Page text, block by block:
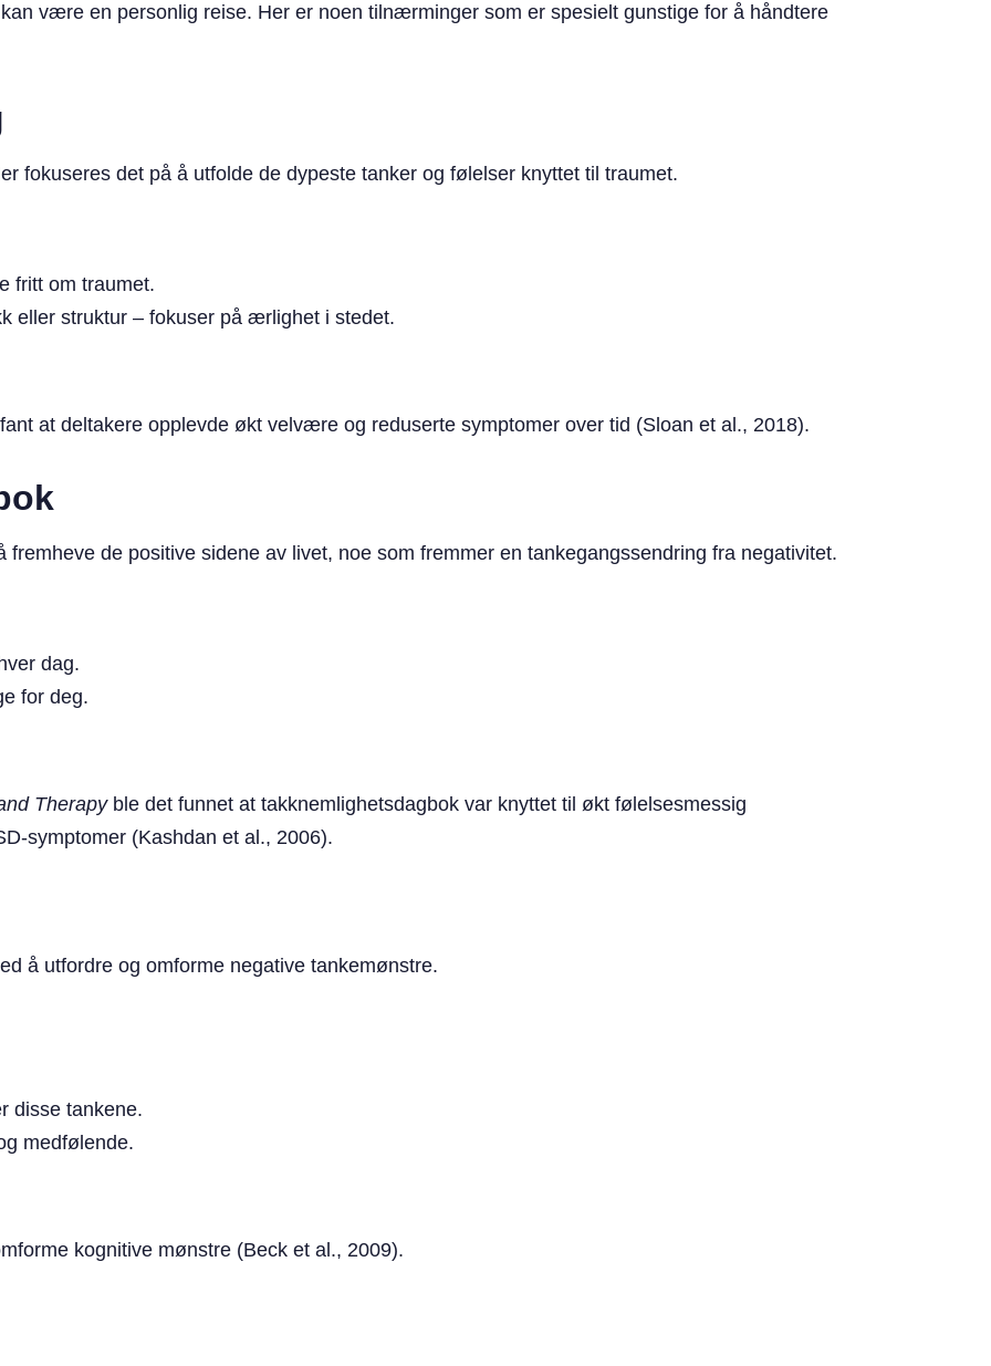
være en personlig reise. Her er noen tilnærminger som er spesielt gunstige for å håndtere
fokuseres det på å utfolde de dypeste tanker og følelser knyttet til traumet.
fritt om traumet.
eller struktur – fokuser på ærlighet i stedet.
at deltakere opplevde økt velvære og reduserte symptomer over tid (Sloan et al., 2018).
fremheve de positive sidene av livet, noe som fremmer en tankegangssendring fra negativitet.
dag.
for deg.
Therapyble det funnet at takknemlighetsdagbok var knyttet til økt følelsesmessig
symptomer (Kashdan et al., 2006).
å utfordre og omforme negative tankemønstre.
disse tankene.
medfølende.
kognitive mønstre (Beck et al., 2009).